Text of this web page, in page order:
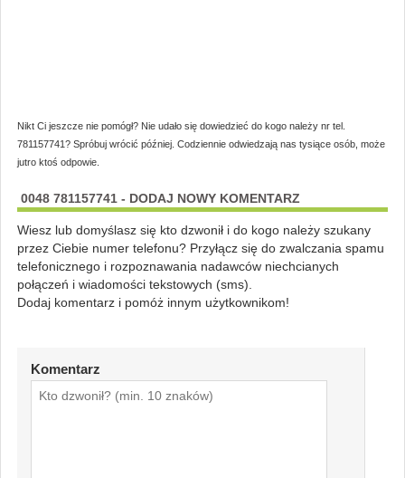
Nikt Ci jeszcze nie pomógł? Nie udało się dowiedzieć do kogo należy nr tel.
781157741? Spróbuj wrócić później. Codziennie odwiedzają nas tysiące osób, może
jutro ktoś odpowie.
0048 781157741 - DODAJ NOWY KOMENTARZ
Wiesz lub domyślasz się kto dzwonił i do kogo należy szukany
przez Ciebie numer telefonu? Przyłącz się do zwalczania spamu
telefonicznego i rozpoznawania nadawców niechcianych
połączeń i wiadomości tekstowych (sms).
Dodaj komentarz i pomóż innym użytkownikom!
Komentarz